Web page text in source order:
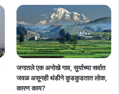
जगातले एक अनोखे गाव, सुर्याच्या सर्वात
जवळ असूनही थंडीने कुडकुडतात लोक,
कारण काय?